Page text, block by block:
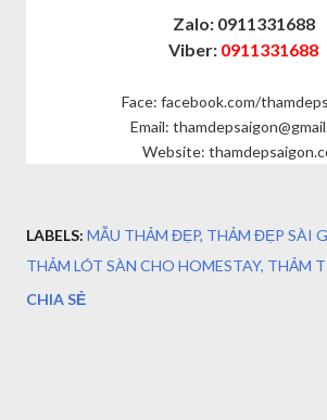
Zalo: 0911331688
Viber: 0911331688
Face: facebook.com/
Email:
Website:
LABELS: MẪU THẢM ĐẸP THẢM ĐẸP SÀI
THẢM LÓT SÀN CHO HOMESTAY THẢM
CHIA SẺ